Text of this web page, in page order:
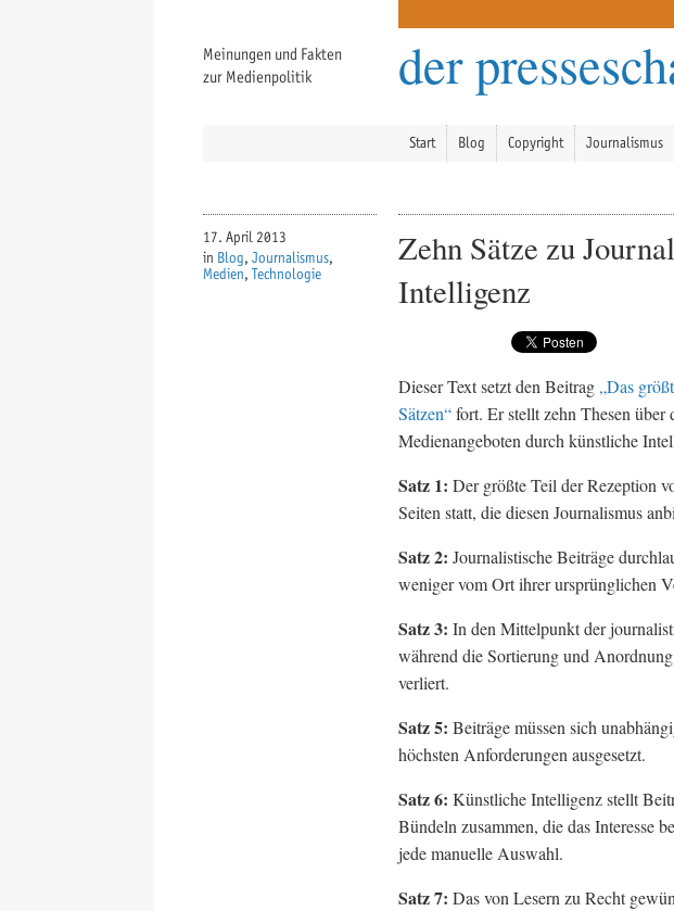
Meinungen und Fakten
zur Medienpolitik
der
Start Blog Copyright Journalismus
17. April 2013
in Blog, Journalismus,
Medien, Technologie
Zehn Sätze zu
Intelligenz
Dieser Text setzt den Beitrag „Das
Sätzen“fort. Er stellt zehn Thesen
Medienangeboten durch künstliche
Satz 1: Der größte Teil der Rezeption
Seiten statt, die diesen Journalismus
Satz 2: Journalistische Beiträge
weniger vom Ort ihrer ursprünglichen
Satz 3: In den Mittelpunkt der
während die Sortierung und
verliert.
Satz 5: Beiträge müssen sich
höchsten Anforderungen ausgesetzt.
Satz 6: Künstliche Intelligenz stellt
Bündeln zusammen, die das Interesse
jede manuelle Auswahl.
Satz 7: Das von Lesern zu Recht